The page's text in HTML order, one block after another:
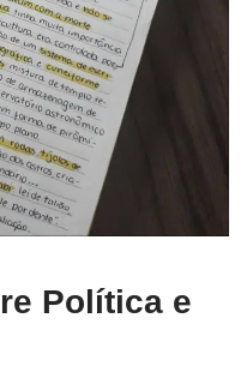
Política e